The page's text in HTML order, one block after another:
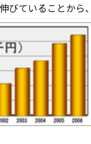
ていることから